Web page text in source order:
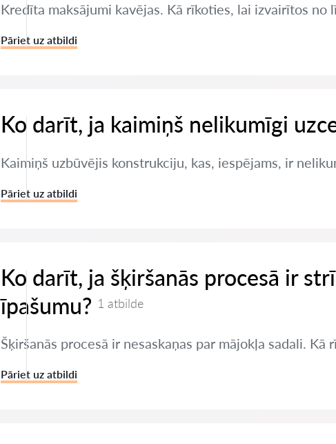
Kredīta maksājumi kavējas. Kā rīkoties, lai izvairītos no
Pāriet uz atbildi
Ko darīt, ja kaimiņš nelikumīgi
Kaimiņš uzbūvējis konstrukciju, kas, iespējams, ir
Pāriet uz atbildi
Ko darīt, ja šķiršanās procesā ir
īpašumu? 1 atbilde
Šķiršanās procesā ir nesaskaņas par mājokļa sadali. Kā
Pāriet uz atbildi